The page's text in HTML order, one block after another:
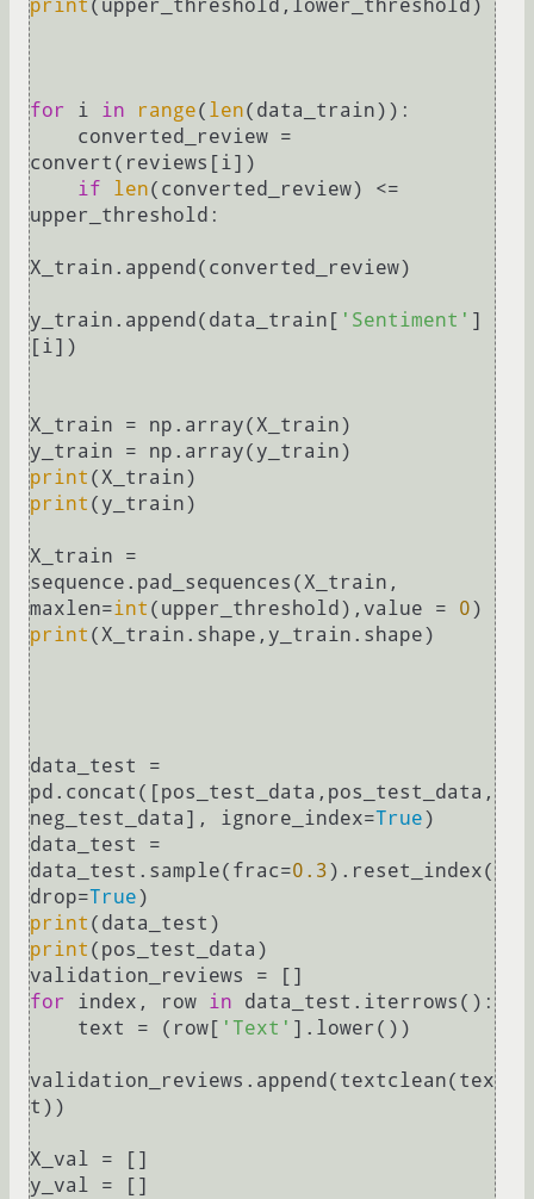
print (upper_threshold,lower_threshold)
for i in range( len(data_train)):
convert(reviews[i])
if
len(converted_review) <=
upper_threshold:
X_train.append(converted_review)
y_train.append(data_train[ 'Sentiment' ]
[i])
X_train = np.array(X_train)
print
print (y_train)
X_train =
sequence.pad_sequences(X_train,
maxlen=int (upper_threshold),value = 0
print (X_train.shape,y_train.shape)
data_test =
pd.concat([pos_test_data,pos_test_data,
neg_test_data], ignore_index=True)
data_test =
data_test.sample(frac=0.3).reset_index(
drop=True
print
print (pos_test_data)
for
index, row in data_test.iterrows():
    text = (row[
'Text' ].lower())
validation_reviews.append(textclean(tex
t))
X_val = []